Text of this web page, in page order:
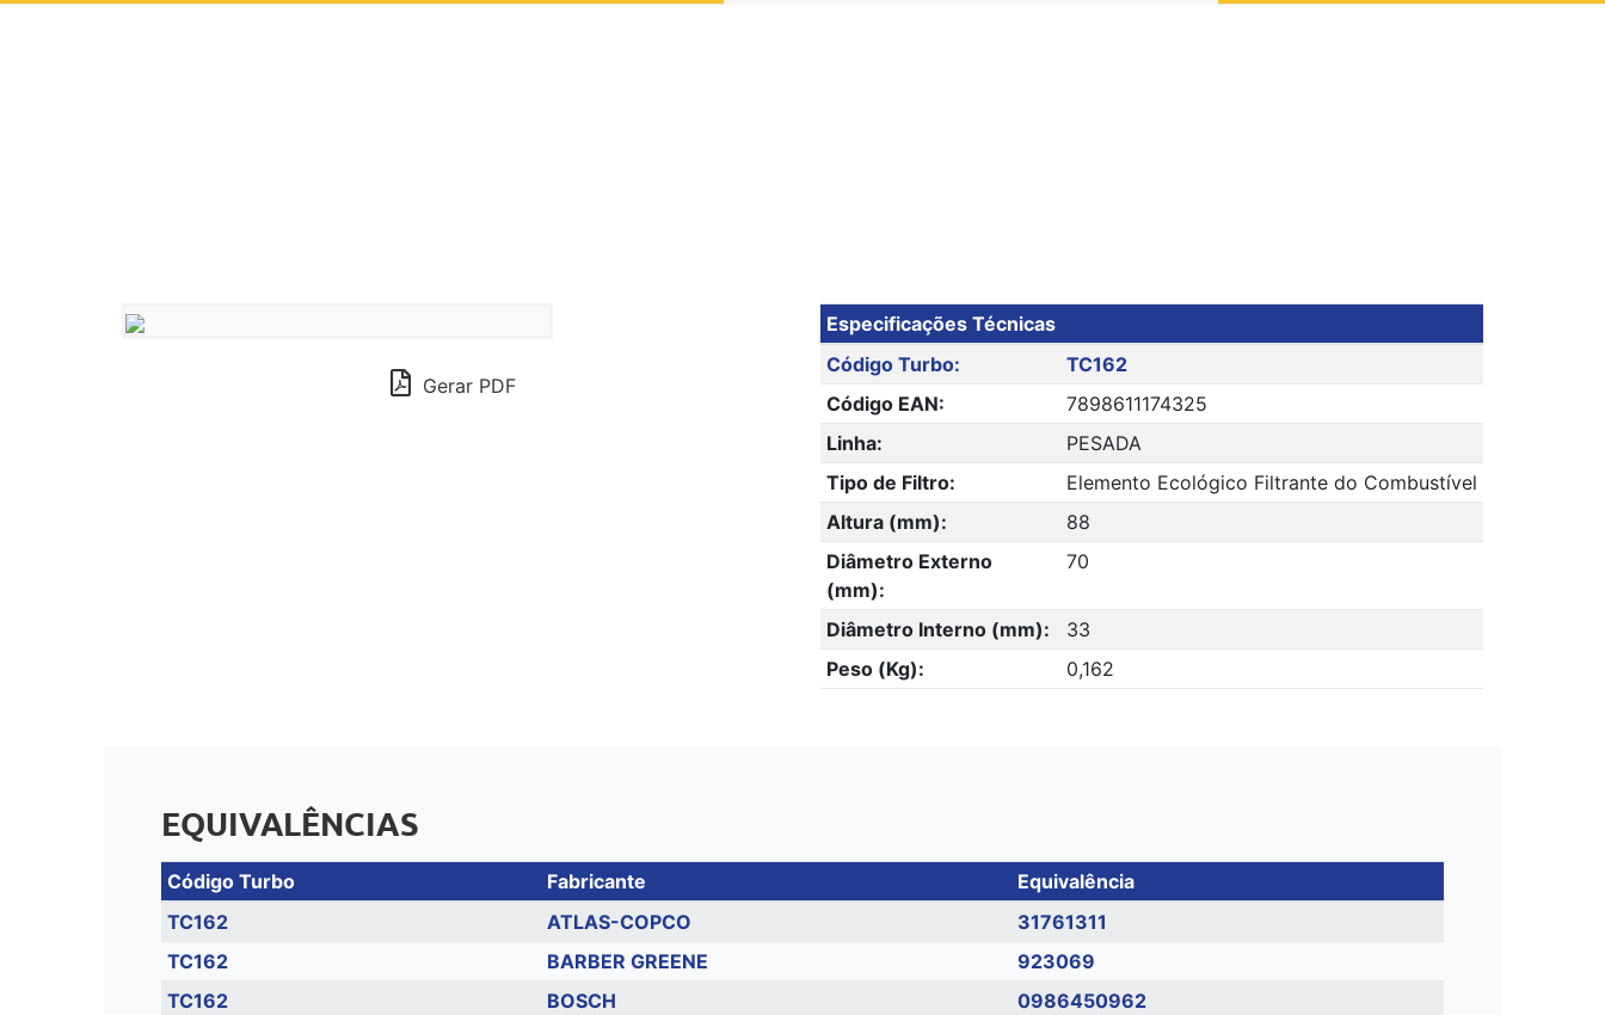
Gerar PDF
Especificações Técnicas
Código Turbo:
TC162
Código EAN:
7898611174325
Linha:
PESADA
Tipo de Filtro:
Elemento Ecológico Filtrante do Combustível
Altura (mm):
88
Diâmetro Externo
(mm):
70
Diâmetro Interno (mm):
33
Peso (Kg):
0,162
EQUIVALÊNCIAS
Código Turbo Fabricante
Equivalência
TC162
ATLAS-COPCO
31761311
TC162
BARBER GREENE
923069
TC162
BOSCH
0986450962